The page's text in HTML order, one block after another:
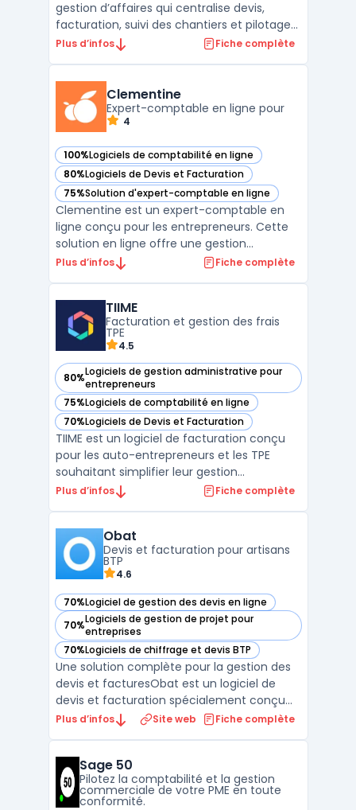
gestion d’affaires qui centralise devis,
facturation, suivi des chantiers et pilotage
financier au sein d’un erp btp accessible en
et reporting, avec une approche conçue
pour ...
Plus d’infos Fiche complète
Clementine
Expert-comptable en ligne pour
4
100%Logiciels de comptabilité en ligne
— voir Clementine dans cette catégorie
80%Logiciels de Devis et Facturation
— voir Clementine dans cette catégorie
75%Solution d'expert-comptable en ligne
— voir Clementine dans cette catégorie
Clementine est un expert-comptable en
ligne conçu pour les entrepreneurs. Cette
solution en ligne offre une gestion
comptable simplifiée, permettant la
la création de bilans comptables certifiés.
Fort de plus de ...
Plus d’infos Fiche complète
TIIME
Facturation et gestion des frais
TPE
4.5
80%Logiciels de gestion administrative pour
entrepreneurs
— voir TIIME dans cette catégorie
75%Logiciels de comptabilité en ligne
— voir TIIME dans cette catégorie
70%Logiciels de Devis et Facturation
— voir TIIME dans cette catégorie
TIIME est un logiciel de facturation conçu
pour les auto-entrepreneurs et les TPE
souhaitant simplifier leur gestion
administrative. Cette solution permet de
conformité légale des documents émis.
Grâce à son interface intui ...
Plus d’infos Fiche complète
Obat
Devis et facturation pour artisans
BTP
4.6
70%Logiciel de gestion des devis en ligne
— voir Obat dans cette catégorie
70%Logiciels de gestion de projet pour
entreprises
— voir Obat dans cette catégorie
70%Logiciels de chiffrage et devis BTP
— voir Obat dans cette catégorie
Une solution complète pour la gestion des
devis et facturesObat est un logiciel de
devis et facturation spécialement conçu
pour les artisans et les entreprises du BTP. Il
en garantissant une gestion fluide et
efficace ...
Plus d’infos Site web Fiche complète
Sage 50
Pilotez la comptabilité et la gestion
commerciale de votre PME en toute
conformité.